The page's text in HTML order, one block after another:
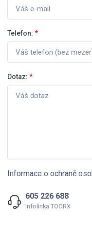
Telefon: *
Dotaz: *
Informace o ochraně
605 226 688
Infolinka TOORX